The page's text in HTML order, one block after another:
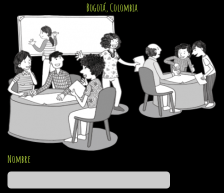
Bogotá, Colombia
Nombre